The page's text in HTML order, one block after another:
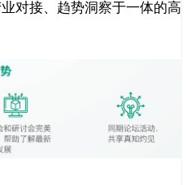
对接、趋势洞察于一体的高